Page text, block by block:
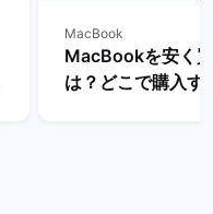
MacBook
MacBookを安く
は？どこで購入す